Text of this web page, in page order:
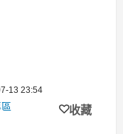
13 23:54
收藏